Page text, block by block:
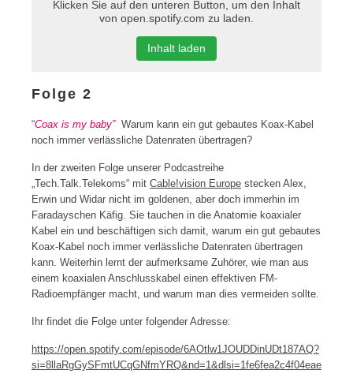
Klicken Sie auf den unteren Button, um den Inhalt
von open.spotify.com zu laden.
Inhalt laden
Folge 2
“Coax is my baby”Warum kann ein gut gebautes Koax-Kabel
noch immer verlässliche Datenraten übertragen?
In der zweiten Folge unserer Podcastreihe
„Tech.Talk.Telekoms“ mit Cable!vision Europe stecken Alex,
Erwin und Widar nicht im goldenen, aber doch immerhin im
Faradayschen Käfig. Sie tauchen in die Anatomie koaxialer
Kabel ein und beschäftigen sich damit, warum ein gut gebautes
Koax-Kabel noch immer verlässliche Datenraten übertragen
kann. Weiterhin lernt der aufmerksame Zuhörer, wie man aus
einem koaxialen Anschlusskabel einen effektiven FM-
Radioempfänger macht, und warum man dies vermeiden sollte.
Ihr findet die Folge unter folgender Adresse:
https://open.spotify.com/episode/6AOtlw1JOUDDinUDt187AQ?
si=8llaRgGySFmtUCqGNfmYRQ&nd=1&dlsi=1fe6fea2c4f04eae